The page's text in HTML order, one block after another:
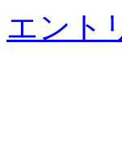
エント